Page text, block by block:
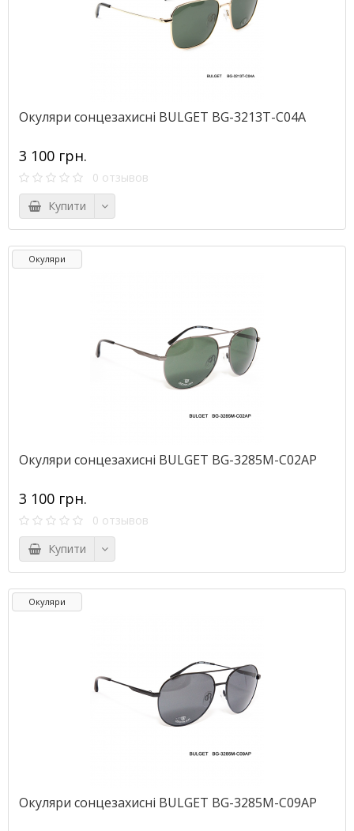
Окуляри сонцезахисні BULGET BG-3213T-C04A
3 100 грн.
0 отзывов
Купити
Окуляри
Окуляри сонцезахисні BULGET BG-3285M-С02AP
3 100 грн.
0 отзывов
Купити
Окуляри
Окуляри сонцезахисні BULGET BG-3285M-С09AP